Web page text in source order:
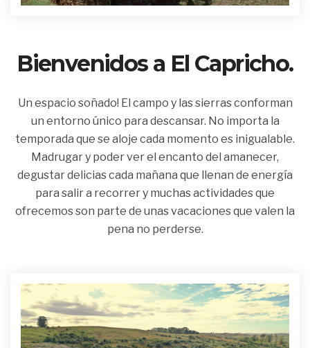
Bienvenidos a El Capricho.
Un espacio soñado! El campo y las sierras conforman
un entorno único para descansar. No importa la
temporada que se aloje cada momento es inigualable.
Madrugar y poder ver el encanto del amanecer,
degustar delicias cada mañana que llenan de energía
para salir a recorrer y muchas actividades que
ofrecemos son parte de unas vacaciones que valen la
pena no perderse.